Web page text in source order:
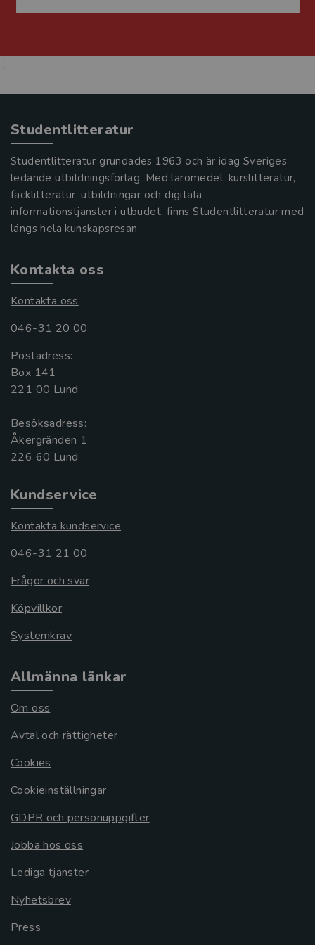
;
Studentlitteratur
Studentlitteratur grundades 1963 och är idag Sveriges
ledande utbildningsförlag. Med läromedel, kurslitteratur,
facklitteratur, utbildningar och digitala
informationstjänster i utbudet, finns Studentlitteratur med
längs hela kunskapsresan.
Kontakta oss
Kontakta oss
046-31 20 00
Postadress:
Box 141
221 00 Lund
Besöksadress:
Åkergränden 1
Kundservice
Kontakta kundservice
046-31 21 00
Frågor och svar
Köpvillkor
Systemkrav
Allmänna länkar
Om oss
Avtal och rättigheter
Cookies
Cookieinställningar
GDPR och personuppgifter
Jobba hos oss
Lediga tjänster
Nyhetsbrev
Press